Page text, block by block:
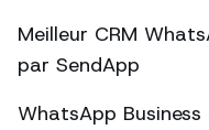
Meilleur CRM
par SendApp
WhatsApp